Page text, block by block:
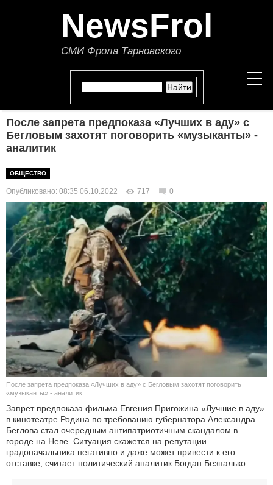
NewsFrol
СМИ Фрола Тарновского
НОВОСТИ
ПОЛИТИКА
ЭКОНОМИКА
В МИРЕ
ОБЩЕСТВО
КУЛЬТУРА
НАУКА
СПОРТ
ШОУ-БИЗНЕС
АВТО И МОТО
ЭГОИЗМ
БЛОГ
После запрета предпоказа «Лучших в аду» с
Бегловым захотят поговорить «музыканты» -
аналитик
ОБЩЕСТВО
Опубликовано: 08:35 06.10.2022 717 0
После запрета предпоказа «Лучших в аду» с Бегловым захотят поговорить
«музыканты» - аналитик
Запрет предпоказа фильма Евгения Пригожина «Лучшие в аду»
в кинотеатре Родина по требованию губернатора Александра
Беглова стал очередным антипатриотичным скандалом в
городе на Неве. Ситуация скажется на репутации
градоначальника негативно и даже может привести к его
отставке, считает политический аналитик Богдан Безпалько.